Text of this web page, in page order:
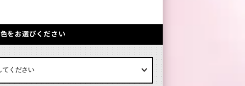
色をお選びください